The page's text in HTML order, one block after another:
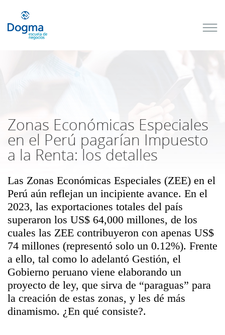
Zonas Económicas Especiales
en el Perú pagarían Impuesto
a la Renta: los detalles
Las Zonas Económicas Especiales (ZEE) en el
Perú aún reflejan un incipiente avance. En el
2023, las exportaciones totales del país
superaron los US$ 64,000 millones, de los
cuales las ZEE contribuyeron con apenas US$
74 millones (representó solo un 0.12%). Frente
a ello, tal como lo adelantó Gestión, el
Gobierno peruano viene elaborando un
proyecto de ley, que sirva de “paraguas” para
la creación de estas zonas, y les dé más
dinamismo. ¿En qué consiste?.
próximos